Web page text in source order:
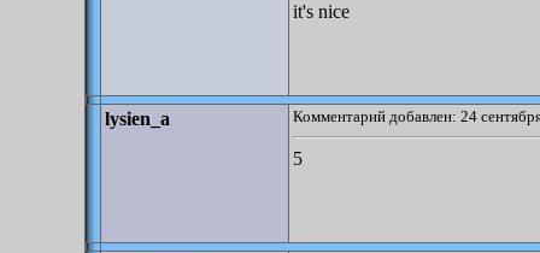
it's nice
lysien_a Комментарий добавлен: 24
5